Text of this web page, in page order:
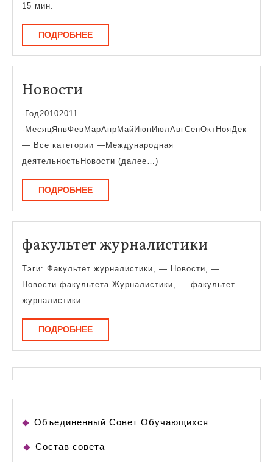
15 мин.
ПОДРОБНЕЕПОДРОБНЕЕ
Новости
-Год20102011
-МесяцЯнвФевМарАпрМайИюнИюлАвгСенОктНояДек
— Все категории —Международная
деятельностьНовости (далее…)
ПОДРОБНЕЕПОДРОБНЕЕ
факультет журналистики
Тэги: Факультет журналистики, — Новости, —
Новости факультета Журналистики, — факультет
журналистики
ПОДРОБНЕЕПОДРОБНЕЕ
Объединенный Совет Обучающихся
Состав совета